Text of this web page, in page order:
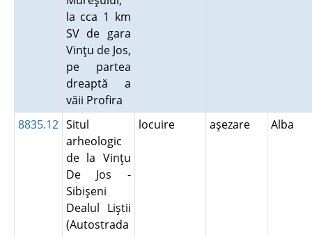
la cca 1 km
SV de gara
Vinţu de Jos,
pe partea
dreaptă a
văii Profira
8835.12 Situl
arheologic
de la Vinţu
De Jos -
Sibişeni
Dealul Liştii
(Autostrada
locuire aşezare Alba